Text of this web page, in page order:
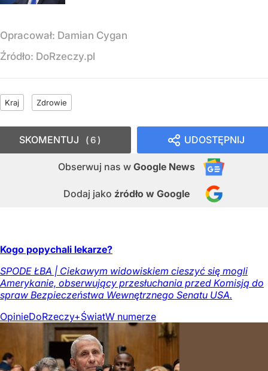
Opracował: Damian Cygan
Źródło: DoRzeczy.pl
Kraj Zdrowie
UDOSTĘPNIJ
Obserwuj nas w Google News
Dodaj jako źródło w Google
SKOMENTUJ 6
Kogo popychali lekarze?
SPODE ŁBA | Ciekawym widowiskiem cieszyć się mogli
Amerykanie, obserwujący przesłuchania przed Komisją do
spraw Bezpieczeństwa Wewnętrznego Senatu USA.
OpinieDoRzeczy+ŚwiatW numerze